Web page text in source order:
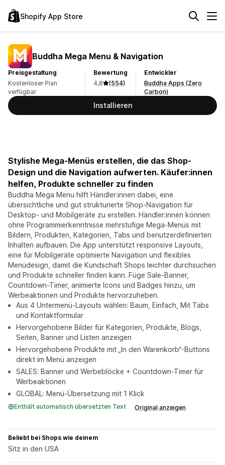
Shopify App Store
Buddha Mega Menu & Navigation
Preisgestaltung
Kostenloser Plan
verfügbar
Bewertung
4,8
(554)
Entwickler
Buddha Apps (Zero
Carbon)
Installieren
Stylishe Mega-Menüs erstellen, die das Shop-
Design und die Navigation aufwerten. Käufer:innen
helfen, Produkte schneller zu finden
Buddha Mega Menu hilft Händler:innen dabei, eine
übersichtliche und gut strukturierte Shop-Navigation für
Desktop- und Mobilgeräte zu erstellen. Händler:innen können
ohne Programmierkenntnisse mehrstufige Mega-Menüs mit
Bildern, Produkten, Kategorien, Tabs und benutzerdefinierten
Inhalten aufbauen. Die App unterstützt responsive Layouts,
eine für Mobilgeräte optimierte Navigation und flexibles
Menüdesign, damit die Kundschaft Shops leichter durchsuchen
und Produkte schneller finden kann. Füge Sale-Banner,
Countdown-Timer, animierte Icons und Badges hinzu, um
Werbeaktionen und Produkte hervorzuheben.
Aus 4 Untermenü-Layouts wählen: Baum, Einfach, Mit Tabs
und Kontaktformular
Hervorgehobene Bilder für Kategorien, Produkte, Blogs,
Seiten, Banner und Listen anzeigen
Hervorgehobene Produkte mit „In den Warenkorb“-Buttons
direkt im Menü anzeigen
SALES: Banner und Werbeblöcke + Countdown-Timer für
Werbeaktionen
GLOBAL: Menü-Übersetzung mit 1 Klick
Enthält automatisch übersetzten Text Original anzeigen
Beliebt bei Shops wie deinem
Sitz in den USA